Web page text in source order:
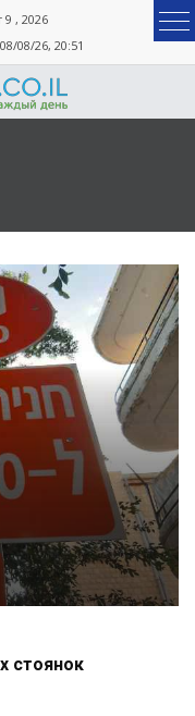
9 , 2026
08/26, 20:51
стоянок